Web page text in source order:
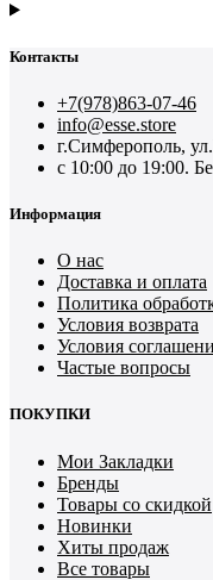
Контакты
+7(978)863-07-46
info@esse.store
г.Симферополь,
с 10:00 до 19:00.
Информация
О нас
Доставка и оплата
Политика
Условия возврата
Условия
Частые вопросы
ПОКУПКИ
Мои Закладки
Бренды
Товары со скидкой
Новинки
Хиты продаж
Все товары